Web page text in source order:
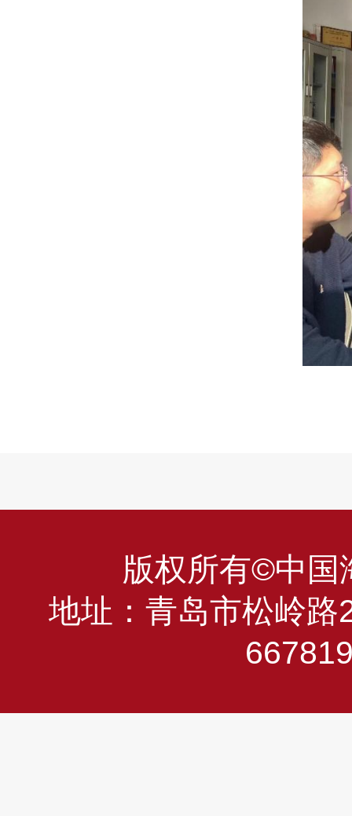
版权所有©中国
地址：青岛市松岭